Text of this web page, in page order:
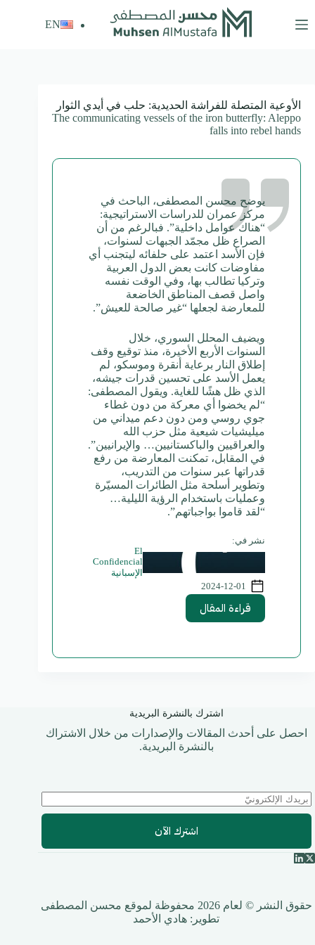
إلى
المحتوى
EN
الأوعية المتصلة للفراشة الحديدية: حلب في أيدي الثوار
The communicating vessels of the iron butterfly: Aleppo
falls into rebel hands
يوضح محسن المصطفى، الباحث في
مركز عمران للدراسات الاستراتيجية:
“هناك عوامل داخلية”. فبالرغم من أن
الصراع ظل مجمّد الجبهات لسنوات،
فإن الأسد اعتمد على حلفائه ليتجنب أي
مفاوضات كانت بعض الدول العربية
وتركيا تطالب بها، وفي الوقت نفسه
واصل قصف المناطق الخاضعة
للمعارضة لجعلها “غير صالحة للعيش”.
ويضيف المحلل السوري، خلال
السنوات الأربع الأخيرة، منذ توقيع وقف
إطلاق النار برعاية أنقرة وموسكو، لم
يعمل الأسد على تحسين قدرات جيشه،
الذي ظل هشًا للغاية. ويقول المصطفى:
“لم يخضوا أي معركة من دون غطاء
جوي روسي ومن دون دعم ميداني من
ميليشيات شيعية مثل حزب الله
والعراقيين والباكستانيين… والإيرانيين”.
في المقابل، تمكنت المعارضة من رفع
قدراتها عبر سنوات من التدريب،
وتطوير أسلحة مثل الطائرات المسيّرة
وعمليات باستخدام الرؤية الليلية…
“لقد قاموا بواجباتهم”.
نشر في:
El
Confidencial
الإسبانية
2024-12-01
قراءة المقال
اشترك بالنشرة البريدية
احصل على أحدث المقالات والإصدارات من خلال الاشتراك
بالنشرة البريدية.
اشترك الآن
حقوق النشر © لعام 2026 محفوظة لموقع محسن المصطفى
تطوير: هادي الأحمد